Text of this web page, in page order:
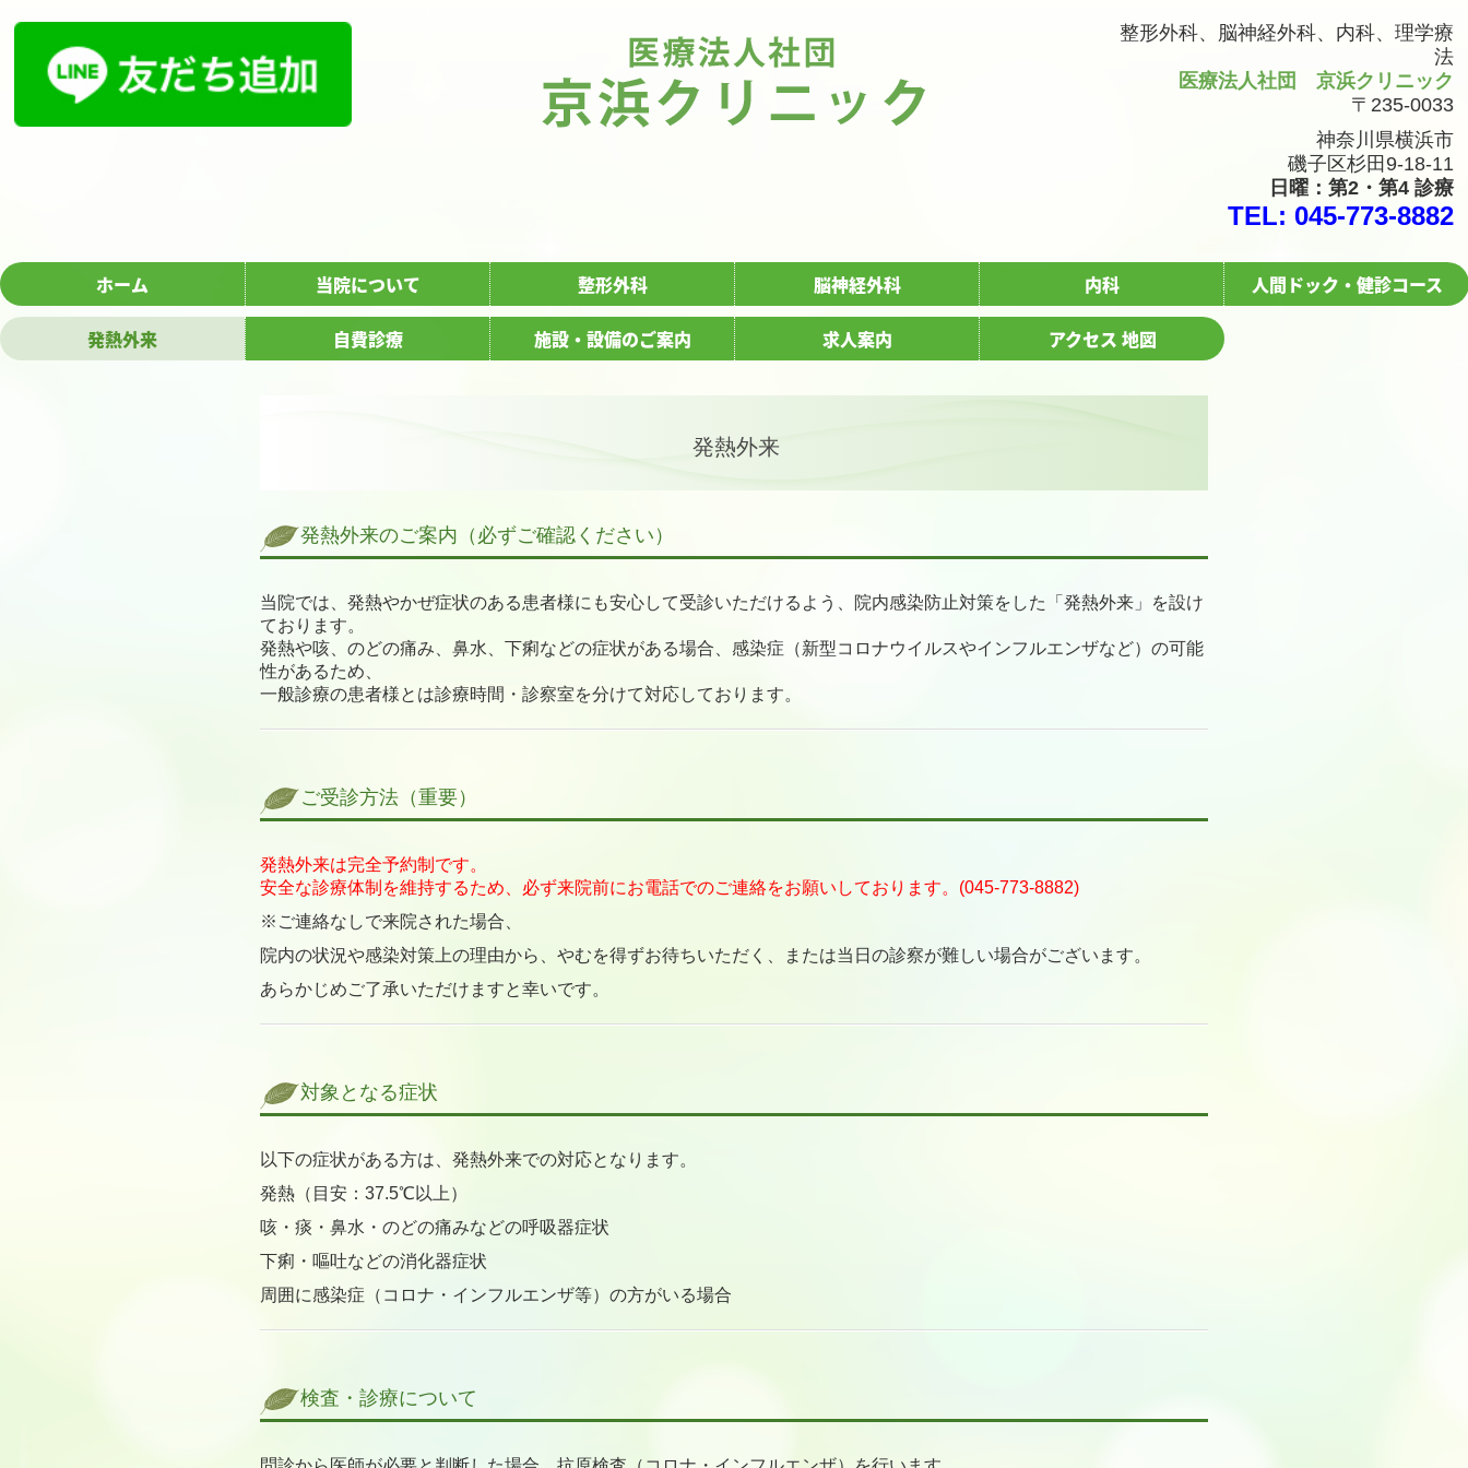
整形外科、 脳神経外科、 内科、 理学療
法
医療法人社団 京浜クリニック
〒235-0033
神奈川県横浜市
磯子区杉田9-18-11
日曜：第2・第4 診療
TEL: 045-773-8882
ホーム 当院について 整形外科 脳神経外科 内科 人間ドック・健診コース
発熱外来 自費診療 施設・設備のご案内 求人案内 アクセス 地図
発熱外来
発熱外来のご案内（必ずご確認ください）
当院では、発熱やかぜ症状のある患者様にも安心して受診いただけるよう、院内感染防止対策をした「発熱外来」を設け
ております。
発熱や咳、のどの痛み、鼻水、下痢などの症状がある場合、感染症（新型コロナウイルスやインフルエンザなど）の可能
性があるため、
一般診療の患者様とは診療時間・診察室を分けて対応しております。
ご受診方法（重要）
発熱外来は完全予約制です。
安全な診療体制を維持するため、必ず来院前にお電話でのご連絡をお願いしております。(045-773-8882)
※ご連絡なしで来院された場合、
院内の状況や感染対策上の理由から、やむを得ずお待ちいただく、または当日の診察が難しい場合がございます。
あらかじめご了承いただけますと幸いです。
対象となる症状
以下の症状がある方は、発熱外来での対応となります。
発熱（目安：37.5℃以上）
咳・痰・鼻水・のどの痛みなどの呼吸器症状
下痢・嘔吐などの消化器症状
周囲に感染症（コロナ・インフルエンザ等）の方がいる場合
検査・診療について